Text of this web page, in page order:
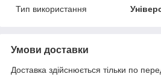
Тип використання
Умови доставки
Доставка здійснюється тільки по